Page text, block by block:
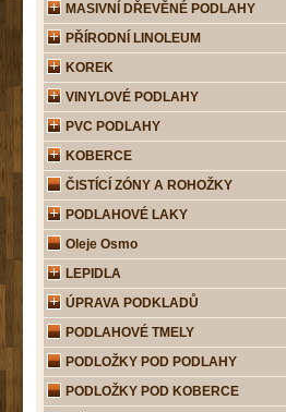
MASIVNÍ DŘEVĚNÉ PODLAHY
PŘÍRODNÍ LINOLEUM
KOREK
VINYLOVÉ PODLAHY
PVC PODLAHY
KOBERCE
ČISTÍCÍ ZÓNY A ROHOŽKY
PODLAHOVÉ LAKY
Oleje Osmo
LEPIDLA
ÚPRAVA PODKLADŮ
PODLAHOVÉ TMELY
PODLOŽKY POD PODLAHY
PODLOŽKY POD KOBERCE